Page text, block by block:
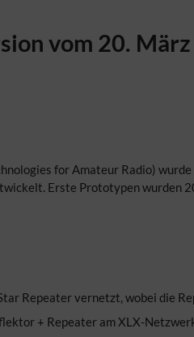
vom 20.
for Amateur Radio)
Erste Prototypen
Repeater vernetzt, wobei die
+ Repeater am XLX-